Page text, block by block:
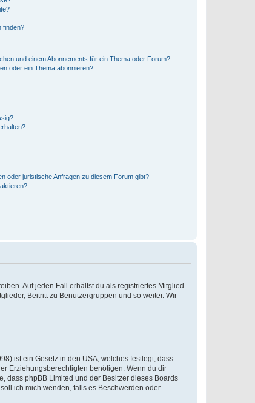
finden?
und einem Abonnements für ein Thema oder Forum?
oder ein Thema abonnieren?
oder juristische Anfragen zu diesem Forum gibt?
Auf jeden Fall erhältst du als registriertes Mitglied
Beitritt zu Benutzergruppen und so weiter. Wir
ist ein Gesetz in den USA, welches festlegt, dass
Erziehungsberechtigten benötigen. Wenn du dir
dass phpBB Limited und der Besitzer dieses Boards
ich mich wenden, falls es Beschwerden oder